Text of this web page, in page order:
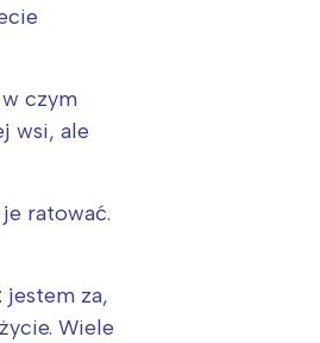
czym
wsi, ale
ratować.
za,
Wiele